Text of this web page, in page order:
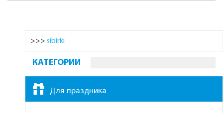
>>> sibirki
КАТЕГОРИИ
Для праздника